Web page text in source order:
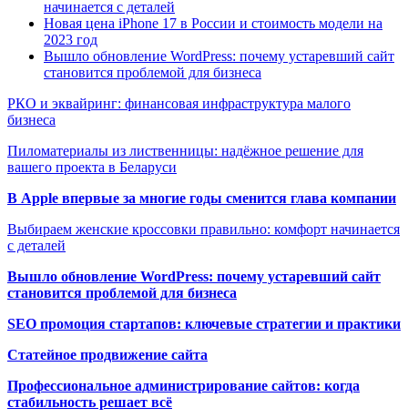
начинается с деталей
Новая цена iPhone 17 в России и стоимость модели на
2023 год
Вышло обновление WordPress: почему устаревший сайт
становится проблемой для бизнеса
РКО и эквайринг: финансовая инфраструктура малого
бизнеса
Пиломатериалы из лиственницы: надёжное решение для
вашего проекта в Беларуси
В Apple впервые за многие годы сменится глава компании
Выбираем женские кроссовки правильно: комфорт начинается
с деталей
Вышло обновление WordPress: почему устаревший сайт
становится проблемой для бизнеса
SEO промоция стартапов: ключевые стратегии и практики
Статейное продвижение сайта
Профессиональное администрирование сайтов: когда
стабильность решает всё